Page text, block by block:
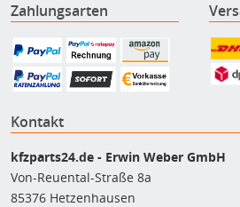
Zahlungsarten
Kontakt
kfzparts24.de - Erwin Weber GmbH
Von-Reuental-Straße 8a
85376 Hetzenhausen